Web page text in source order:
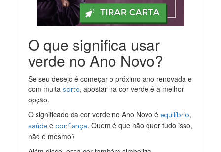
O que significa usar
verde no Ano Novo?
Se seu desejo é começar o próximo ano renovada e
com muitasorte, apostar na cor verde é a melhor
opção.
O significado da cor verde no Ano Novo éequilíbrio,
saúde econfiança. Quem é que não quer tudo isso,
não é mesmo?